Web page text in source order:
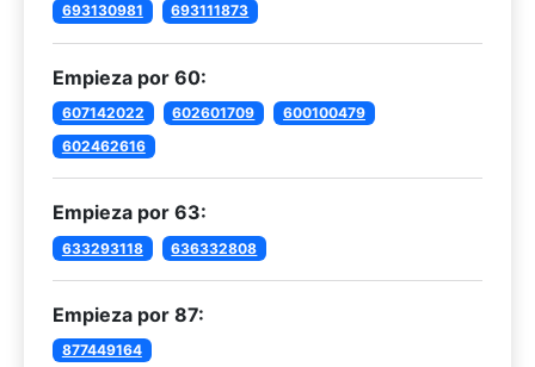
693130981 693111873
Empieza por 60:
607142022 602601709
600100479
602462616
Empieza por 63:
633293118 636332808
Empieza por 87:
877449164